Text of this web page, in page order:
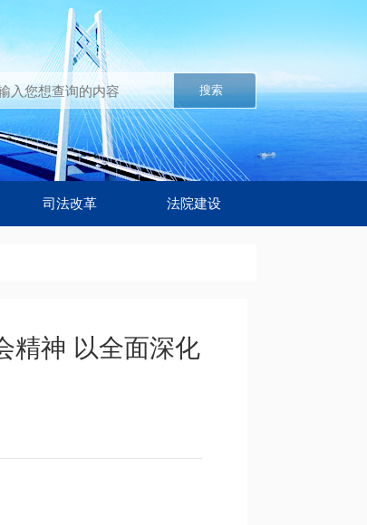
搜索
司法改革 法院建设
精神 以全面深化